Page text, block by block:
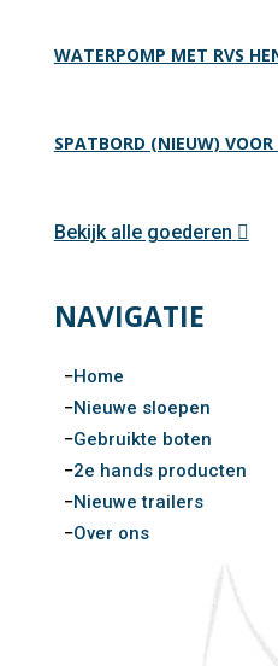
WATERPOMP MET RVS
SPATBORD (NIEUW) VOOR
Bekijk alle goederen
NAVIGATIE
Home
Nieuwe sloepen
Gebruikte boten
2e hands producten
Nieuwe trailers
Over ons